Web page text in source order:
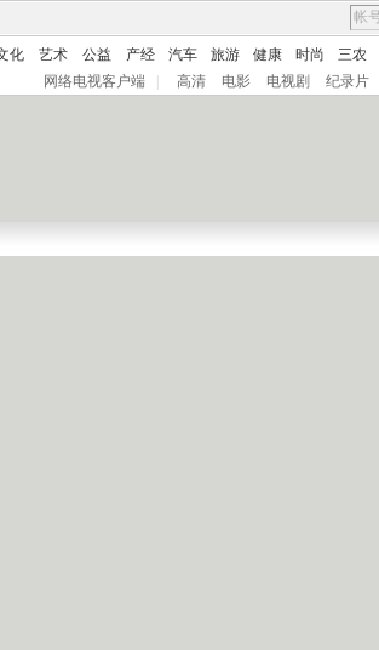
化 艺术 公益 产经 汽车 旅游 健康 时尚 三农
网络电视客户端 高清 电影 电视剧 纪录片